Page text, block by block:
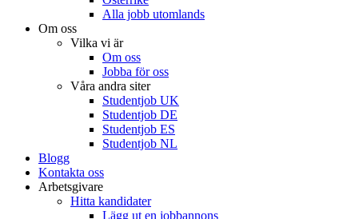
Alla jobb utomlands
Om oss
Vilka vi är
Om oss
Jobba för oss
Våra andra siter
Studentjob UK
Studentjob DE
Studentjob ES
Studentjob NL
Blogg
Kontakta oss
Arbetsgivare
Hitta kandidater
Lägg ut en jobbannons